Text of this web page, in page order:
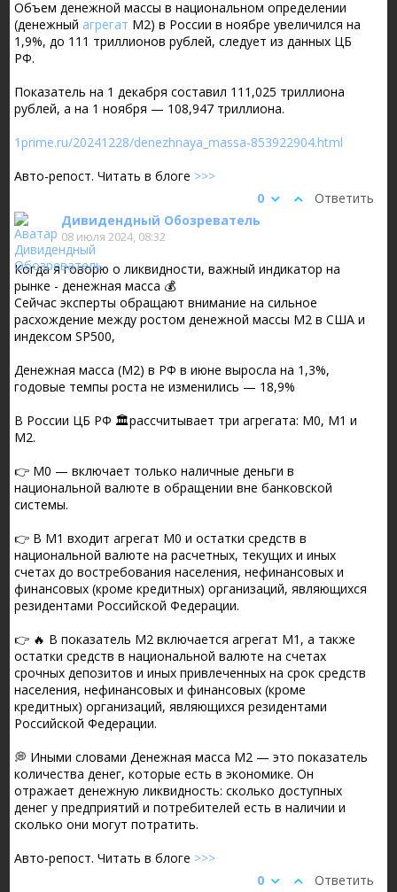
Объем денежной массы в национальном определении
(денежный агрегат М2) в России в ноябре увеличился на
1,9%, до 111 триллионов рублей, следует из данных ЦБ
РФ.
Показатель на 1 декабря составил 111,025 триллиона
рублей, а на 1 ноября — 108,947 триллиона.
1prime.ru/20241228/denezhnaya_massa-853922904.html
Авто-репост. Читать в блоге >>>
Ответить
0
Дивидендный Обозреватель
08 июля 2024, 08:32
Когда я говорю о ликвидности, важный индикатор на
рынке - денежная масса 💰
Сейчас эксперты обращают внимание на сильное
расхождение между ростом денежной массы М2 в США и
индексом SP500,
Денежная масса (М2) в РФ в июне выросла на 1,3%,
годовые темпы роста не изменились — 18,9%
В России ЦБ РФ 🏛рассчитывает три агрегата: M0, M1 и
M2.
👉 M0 — включает только наличные деньги в
национальной валюте в обращении вне банковской
системы.
👉 В M1 входит агрегат M0 и остатки средств в
национальной валюте на расчетных, текущих и иных
счетах до востребования населения, нефинансовых и
финансовых (кроме кредитных) организаций, являющихся
резидентами Российской Федерации.
👉 🔥 В показатель M2 включается агрегат M1, а также
остатки средств в национальной валюте на счетах
срочных депозитов и иных привлеченных на срок средств
населения, нефинансовых и финансовых (кроме
кредитных) организаций, являющихся резидентами
Российской Федерации.
💭 Иными словами Денежная масса M2 — это показатель
количества денег, которые есть в экономике. Он
отражает денежную ликвидность: сколько доступных
денег у предприятий и потребителей есть в наличии и
сколько они могут потратить.
Авто-репост. Читать в блоге >>>
Ответить
0